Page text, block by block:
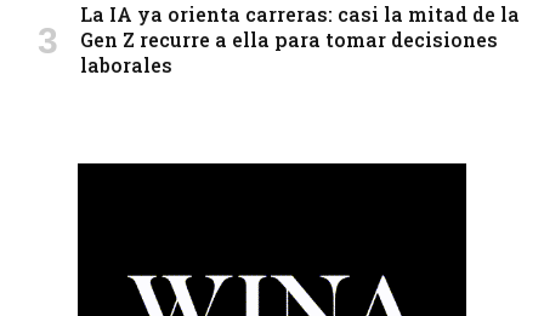
La IA ya orienta carreras: casi la mitad de la
Gen Z recurre a ella para tomar decisiones
laborales